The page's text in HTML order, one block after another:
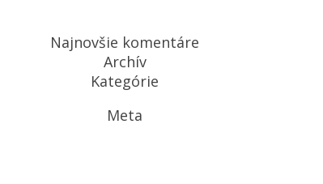
Najnovšie komentáre
Archív
Kategórie
Meta